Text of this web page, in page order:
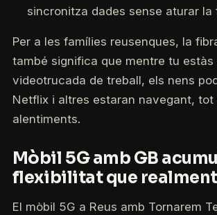
sincronitza dades sense aturar la
Per a les famílies reusenques, la
també significa que mentre tu estàs
videotrucada de treball, els nens
Netflix i altres estaran navegant, tot
alentiments.
Mòbil 5G amb GB
flexibilitat que
El mòbil 5G a Reus amb Tornarem